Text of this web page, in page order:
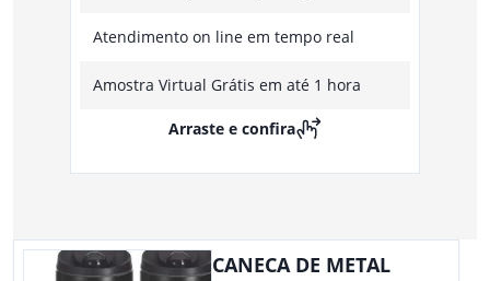
Atendimento on line em tempo real
Amostra Virtual Grátis em até 1 hora
Arraste e confira
CANECA DE METAL